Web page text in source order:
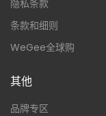
隐私条款
条款和细则
WeGee全球购
其他
品牌专区